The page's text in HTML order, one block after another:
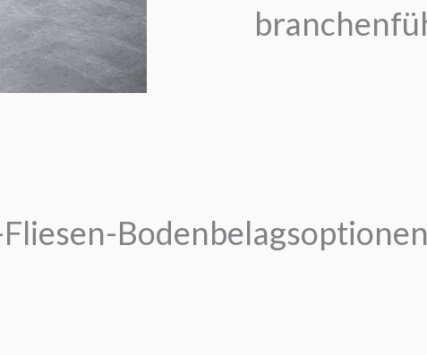
Bodenbelagsoptionen